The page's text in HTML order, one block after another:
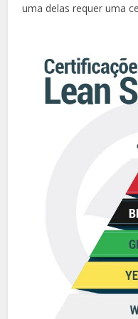
uma delas requer uma